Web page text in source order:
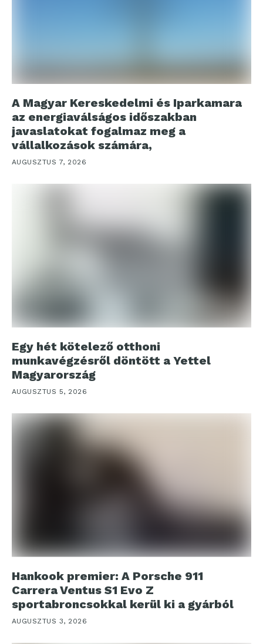
A Magyar Kereskedelmi és Iparkamara
az energiaválságos időszakban
javaslatokat fogalmaz meg a
vállalkozások számára,
AUGUSZTUS 7, 2026
Egy hét kötelező otthoni
munkavégzésről döntött a Yettel
Magyarország
AUGUSZTUS 5, 2026
Hankook premier: A Porsche 911
Carrera Ventus S1 Evo Z
sportabroncsokkal kerül ki a gyárból
AUGUSZTUS 3, 2026